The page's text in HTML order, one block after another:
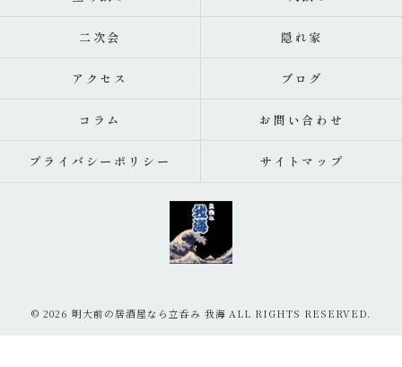
二次会 隠れ家
アクセス ブログ
コラム お問い合わせ
プライバシーポリシー サイトマップ
© 2026 明大前の居酒屋なら立呑み 我海 ALL RIGHTS RESERVED.